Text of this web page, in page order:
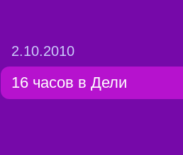
2.10.2010
16 часов в Дели